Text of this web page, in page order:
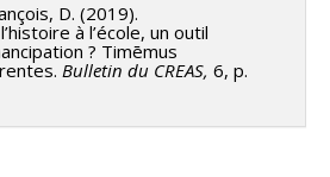
D. (2019).
à l’école, un outil
? Timēmus
Bulletin du CREAS, 6, p.